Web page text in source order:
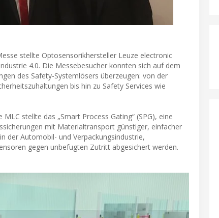
stellte Optosensorikhersteller Leuze electronic
4.0. Die Messebesucher konnten sich auf dem
des Safety-Systemlösers überzeugen: von der
bis hin zu Safety Services wie
stellte das „Smart Process Gating“ (SPG), eine
mit Materialtransport günstiger, einfacher
der Automobil- und Verpackungsindustrie,
gegen unbefugten Zutritt abgesichert werden.